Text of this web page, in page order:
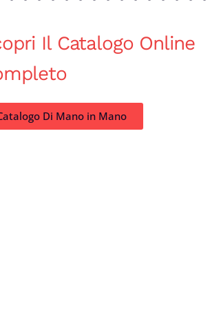
Il Catalogo Online
Di Mano in Mano